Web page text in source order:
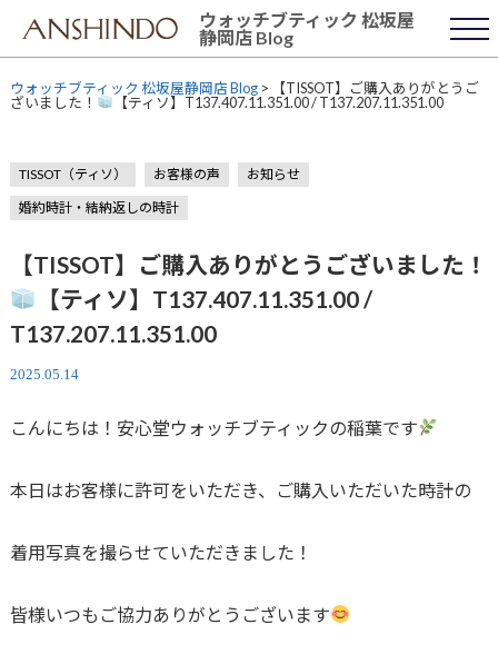
content
ウォッチブティック 松坂屋
静岡店 Blog
ウォッチブティック 松坂屋静岡店 Blog> 【TISSOT】ご購入ありがとうご
ざいました！ 【ティソ】T137.407.11.351.00 / T137.207.11.351.00
TISSOT（ティソ） お客様の声
お知らせ
婚約時計・結納返しの時計
【TISSOT】ご購入ありがとうございました！
【ティソ】T137.407.11.351.00 /
T137.207.11.351.00
2025.05.14
こんにちは！安心堂ウォッチブティックの稲葉です
本日はお客様に許可をいただき、ご購入いただいた時計の
着用写真を撮らせていただきました！
皆様いつもご協力ありがとうございます